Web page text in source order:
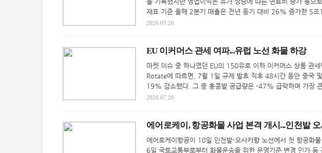
재표 기준 올해 2분기 매출은 전년 동기 대비 26% 증가한 5조
2026.07.20
EU 이커머스 관세 여파...유럽 노선 화물 하강
마켓 이슈 중 하나였던 EU의 150유로 이하 이커머스 상품 관
Rotate에 따르면, 7월 1일 규제 발효 직후 48시간 동안 중국
19% 감소했다. 그 중 홍콩발 공급량은 -47% 급락하며 가장 큰
2026.07.20
에어로케이, 항공화물 사업 본격 개시...인천발
에어로케이항공이 10일 인천발-오사카향 노선에서 첫 항공화
6일 국토교통부로부터 화물운송을 위한 운영기준 변경 인가